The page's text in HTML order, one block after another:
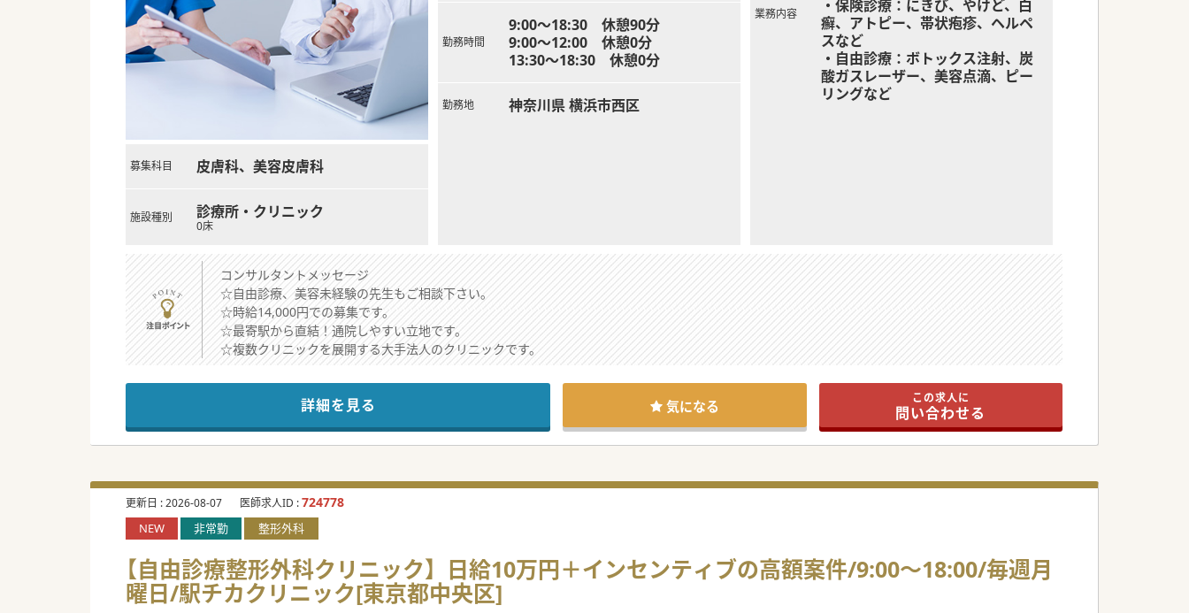
募集科目 皮膚科、美容皮膚科
施設種別 診療所・クリニック
0床
勤務時間
9:00～18:30 休憩90分
9:00～12:00 休憩0分
13:30～18:30 休憩0分
勤務地 神奈川県 横浜市西区
業務内容
・保険診療：にきび、やけど、白
癬、アトピー、帯状疱疹、ヘルペ
スなど
・自由診療：ボトックス注射、炭
酸ガスレーザー、美容点滴、ピー
リングなど
コンサルタントメッセージ
☆自由診療、美容未経験の先生もご相談下さい。
☆時給14,000円での募集です。
☆最寄駅から直結！通院しやすい立地です。
☆複数クリニックを展開する大手法人のクリニックです。
詳細を見る 気になる この求人に
問い合わせる
更新日 :2026-08-07 医師求人ID :724778
NEW 非常勤 整形外科
【自由診療整形外科クリニック】日給10万円＋インセンティブの高額案件/9:00～18:00/毎週月
曜日/駅チカクリニック[東京都中央区]